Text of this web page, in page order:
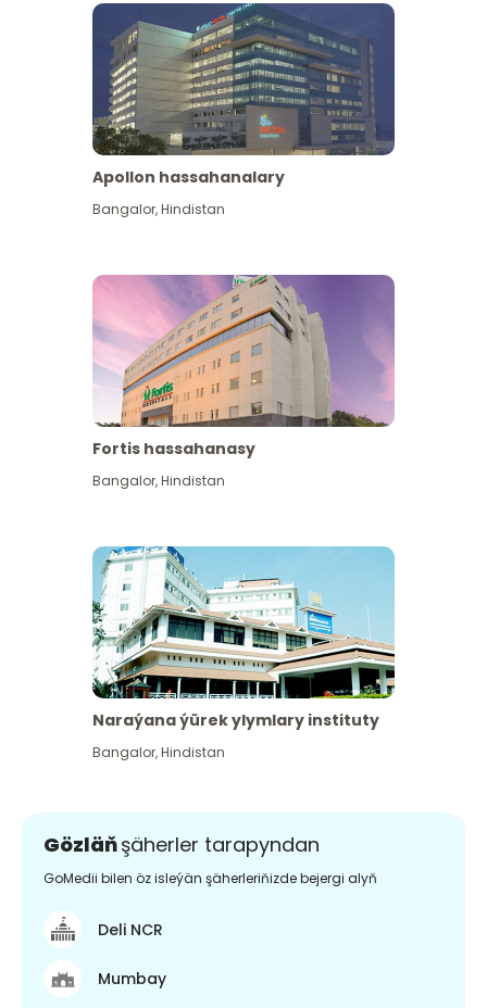
Has giňişleýin gör
Apollon hassahanalary
Bangalor,Hindistan
Fortis hassahanasy
Bangalor,Hindistan
Naraýana ýürek ylymlary instituty
Bangalor,Hindistan
Gözläňşäherler tarapyndan
GoMedii bilen öz isleýän şäherleriňizde bejergi alyň
Deli NCR
Mumbay